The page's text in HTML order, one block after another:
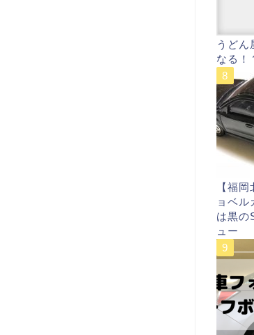
うどん
なる！
【福
ョベル
は黒の
ュー